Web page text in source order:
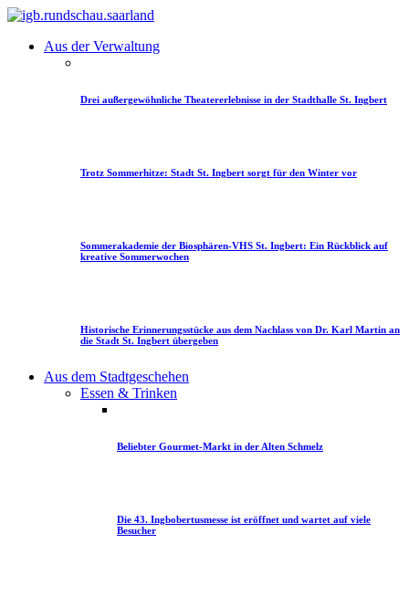
Aus der Verwaltung
Drei außergewöhnliche Theatererlebnisse in der Stadthalle St. Ingbert
Trotz Sommerhitze: Stadt St. Ingbert sorgt für den Winter vor
Sommerakademie der Biosphären-VHS St. Ingbert: Ein Rückblick auf
kreative Sommerwochen
Historische Erinnerungsstücke aus dem Nachlass von Dr. Karl Martin an
die Stadt St. Ingbert übergeben
Aus dem Stadtgeschehen
Essen & Trinken
Beliebter Gourmet-Markt in der Alten Schmelz
Die 43. Ingbobertusmesse ist eröffnet und wartet auf viele
Besucher